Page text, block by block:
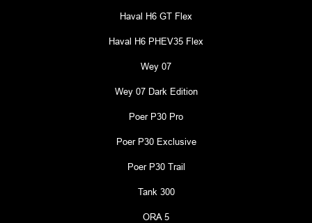
Haval H6 GT Flex
Haval H6 PHEV35 Flex
Wey 07
Wey 07 Dark Edition
Poer P30 Pro
Poer P30 Exclusive
Poer P30 Trail
Tank 300
ORA 5